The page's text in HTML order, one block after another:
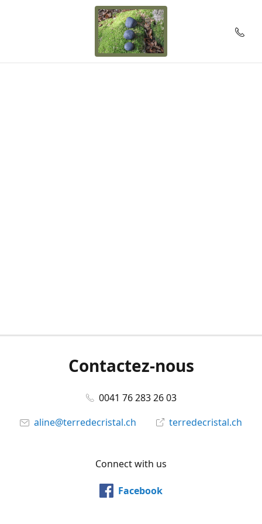
Contactez-nous
0041 76 283 26 03
aline@terredecristal.ch
terredecristal.ch
Connect with us
Facebook